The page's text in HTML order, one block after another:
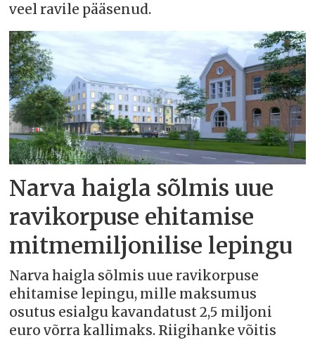
veel ravile pääsenud.
Narva haigla sõlmis uue
ravikorpuse ehitamise
mitmemiljonilise lepingu
Narva haigla sõlmis uue ravikorpuse
ehitamise lepingu, mille maksumus
osutus esialgu kavandatust 2,5 miljoni
euro võrra kallimaks. Riigihanke võitis